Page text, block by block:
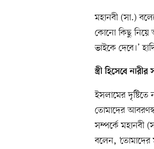
মহানবী (সা.)
কোনো কিছু নিয়ে
ভাইকে দেবে।’
স্ত্রী হিসেবে নারীর
ইসলামের
তোমাদের
সম্পর্কে মহানবী
বলেন, ‘তোমাদের